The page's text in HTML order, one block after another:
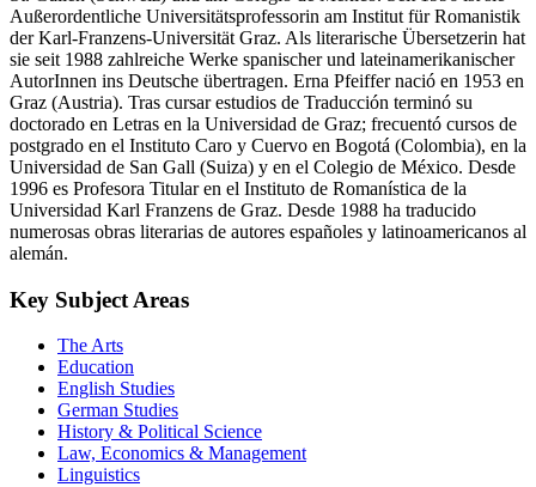
Außerordentliche Universitätsprofessorin am Institut für Romanistik
der Karl-Franzens-Universität Graz. Als literarische Übersetzerin hat
sie seit 1988 zahlreiche Werke spanischer und lateinamerikanischer
AutorInnen ins Deutsche übertragen. Erna Pfeiffer nació en 1953 en
Graz (Austria). Tras cursar estudios de Traducción terminó su
doctorado en Letras en la Universidad de Graz; frecuentó cursos de
postgrado en el Instituto Caro y Cuervo en Bogotá (Colombia), en la
Universidad de San Gall (Suiza) y en el Colegio de México. Desde
1996 es Profesora Titular en el Instituto de Romanística de la
Universidad Karl Franzens de Graz. Desde 1988 ha traducido
numerosas obras literarias de autores españoles y latinoamericanos al
alemán.
Key Subject Areas
The Arts
Education
English Studies
German Studies
History & Political Science
Law, Economics & Management
Linguistics